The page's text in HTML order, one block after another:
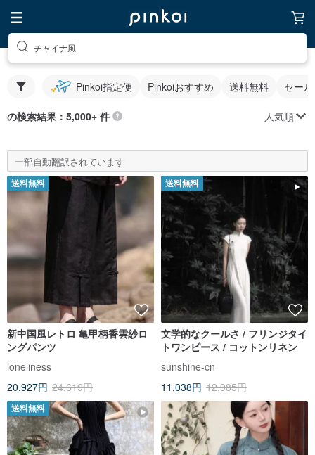
チャイナ風
Pinkoi指定便 Pinkoiおすすめ 送料無料 セー
の検索結果：5,000+ 件 人気順
一部自動翻訳されています
送料無料
新中国風レトロ 亀甲柄香雲紗ロ
ングパンツ
loneliness
20,927円 24,619円
送料無料
文学的なクールさ / フリンジタイ
トワンピース / コットンリネン
sunshine-cn
11,038円 12,985円
送料無料